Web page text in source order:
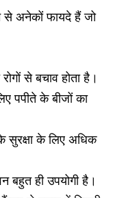
अनेकों फायदे हैं जो
से बचाव होता है।
पपीते के बीजों का
सुरक्षा के लिए अधिक
बहुत ही उपयोगी है।